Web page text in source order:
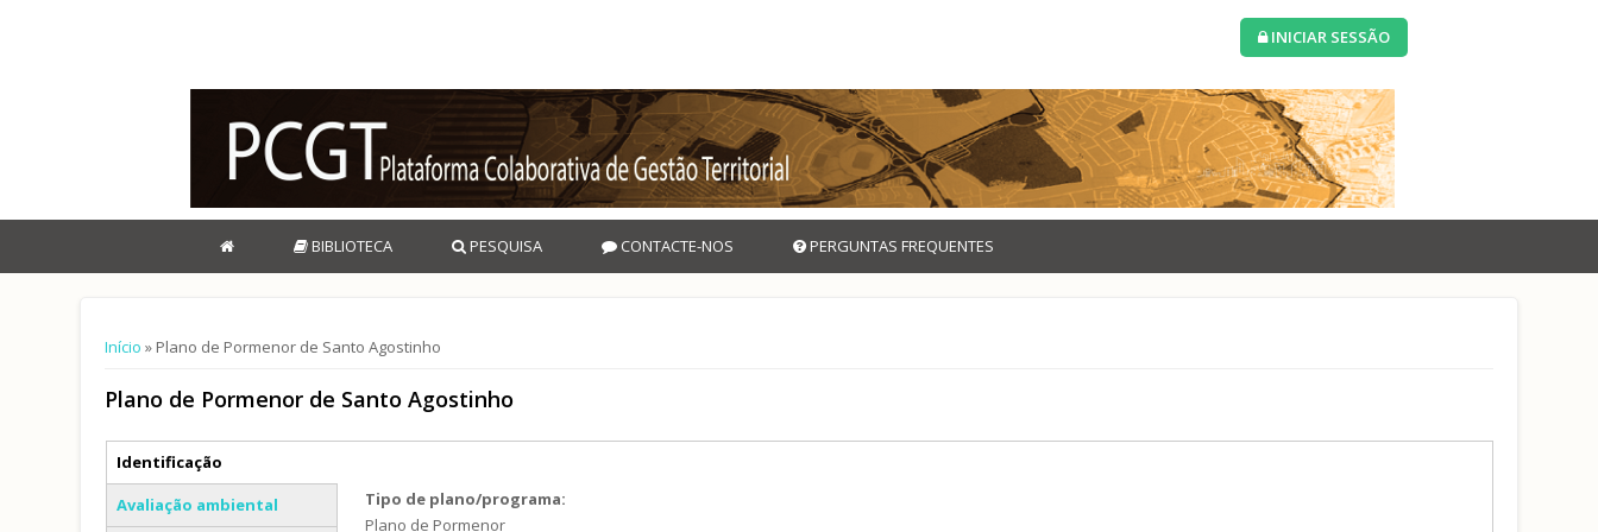
INICIAR SESSÃO
BIBLIOTECA PESQUISA CONTACTE-NOS PERGUNTAS FREQUENTES
Está aqui
Início » Plano de Pormenor de Santo Agostinho
Plano de Pormenor de Santo Agostinho
Separadores verticais
Identificação
(separador ativo)
Avaliação ambiental
Tipo de plano/programa:
Plano de Pormenor